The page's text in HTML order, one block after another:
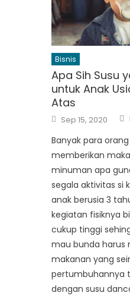
Bisnis
Apa Sih Susu
untuk Anak
Atas
Posted
on
Sep 15, 2020
Banyak para
memberikan
minuman apa
segala aktivitas si
anak berusia 3
kegiatan fisiknya
cukup tinggi
mau bunda harus
makanan yang
pertumbuhannya
dengan susu